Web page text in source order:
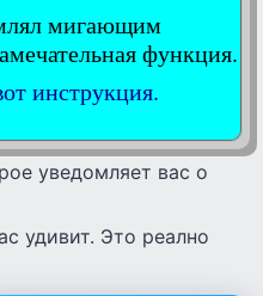
мигающим
функция.
инструкция.
уведомляет вас о
удивит. Это реално